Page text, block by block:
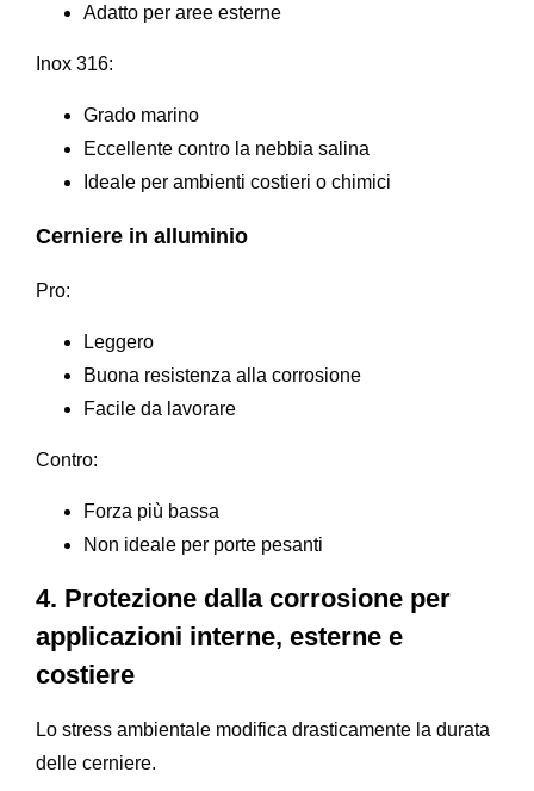
Adatto per aree esterne
Inox 316:
Grado marino
Eccellente contro la nebbia salina
Ideale per ambienti costieri o chimici
Cerniere in alluminio
Pro:
Leggero
Buona resistenza alla corrosione
Facile da lavorare
Contro:
Forza più bassa
Non ideale per porte pesanti
4. Protezione dalla corrosione per
applicazioni interne, esterne e
costiere
Lo stress ambientale modifica drasticamente la durata
delle cerniere.